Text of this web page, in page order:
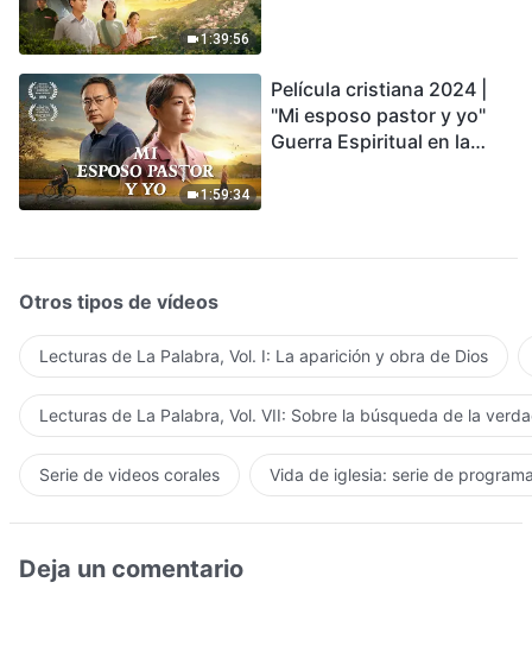
1:39:56
1:59:34
Película cristiana 2024 |
"Mi esposo pastor y yo"
Guerra Espiritual en la
Otros tipos de vídeos
Lecturas de La Palabra, Vol. I: La aparición y obra de Dios
Lecturas de La Palabra, Vol. VII: Sobre la búsqueda de la
Serie de videos corales Vida de iglesia: serie de
Deja un comentario